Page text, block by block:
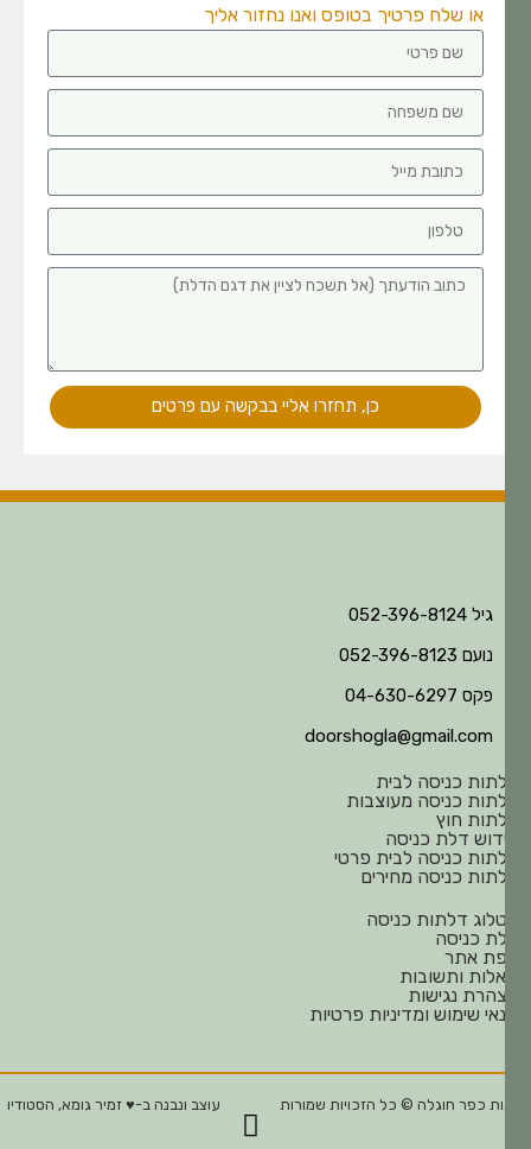
או שלח פרטיך בטופס ואנו נחזור אליך
כן, תחזרו אליי בבקשה עם פרטים
גיל 052-396-8124
נועם 052-396-8123
פקס 04-630-6297
doorshogla@gmail.com
כניסה לבית
כניסה מעוצבות
חוץ
דלת כניסה
כניסה לבית פרטי
כניסה מחירים
דלתות כניסה
כניסה
אתר
ותשובות
נגישות
שימוש ומדיניות פרטיות
כפר חוגלה © כל הזכויות שמורות עוצב ונבנה ב-♥︎ זמיר גומא, הסטודיו